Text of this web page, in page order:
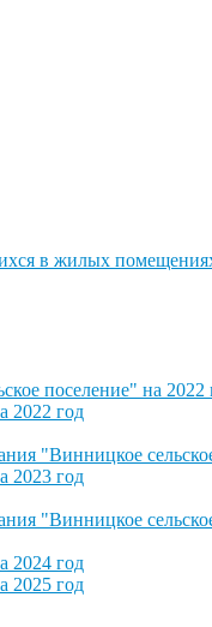
в жилых
поселение" на 2022
2022 год
"Винницкое
2023 год
"Винницкое
2024 год
2025 год